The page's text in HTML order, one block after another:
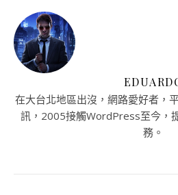
在大台北地區出沒，網路愛好者，
訊，2005接觸WordPress至今，
務。